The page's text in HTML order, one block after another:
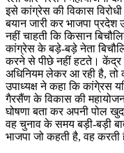
इसे कांग्रेस की विकास
बयान जारी कर भाजपा प्रदेश
नहीं चाहती कि किसान
कांग्रेस के बड़े-बड़े नेता
करने से पीछे नहीं हटते। केंद्र
अधिनियम लेकर आ रही है, तो
उपाध्यक्ष ने कहा कि कांगे्रस
गैरसैंण के विकास की
घोषणा बता कर अपनी पोल
वह चुनाव के समय बड़ी-बड़ी
भाजपा जो कहती है, वह करती